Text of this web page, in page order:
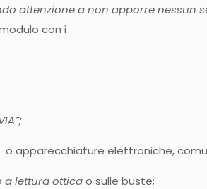
attenzione a non apporre nessun
con i
apparecchiature elettroniche,
a lettura otticao sulle buste;